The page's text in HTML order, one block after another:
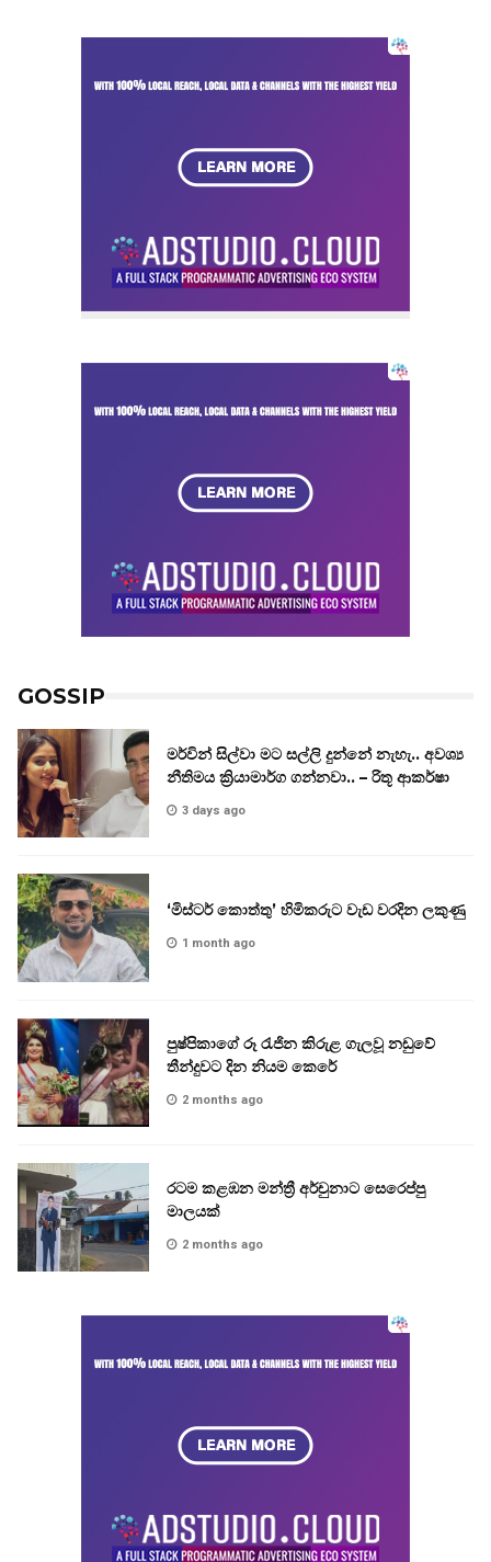
GOSSIP
මර්වින් සිල්වා මට සල්ලි දුන්නේ නැහැ.. අවශ්‍ය
නීතිමය ක්‍රියාමාර්ග ගන්නවා.. – රිතූ ආකර්ෂා
3 days ago
‘මිස්ටර් කොත්තු’ හිමිකරුට වැඩ වරදින ලකුණු
1 month ago
පුෂ්පිකාගේ රූ රැජින කිරුළ ගැලවූ නඩුවේ
තීන්දුවට දින නියම කෙරේ
2 months ago
රටම කළඹන මන්ත්‍රී අර්චුනාට සෙරෙප්පු
මාලයක්
2 months ago